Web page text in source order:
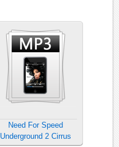
Need For Speed
Underground 2 Cirrus